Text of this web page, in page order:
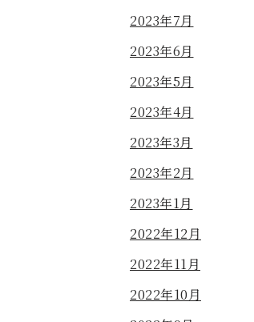
2023年7月
2023年6月
2023年5月
2023年4月
2023年3月
2023年2月
2023年1月
2022年12月
2022年11月
2022年10月